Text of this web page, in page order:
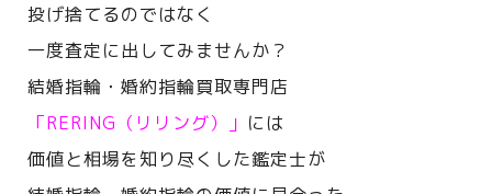
投げ捨てるのではなく
一度査定に出してみませんか？
結婚指輪・婚約指輪買取専門店
「RERING（リリング）」 には
価値と相場を知り尽くした鑑定士が